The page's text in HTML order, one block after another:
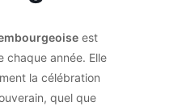
est
chaque année. Elle
la célébration
quel que